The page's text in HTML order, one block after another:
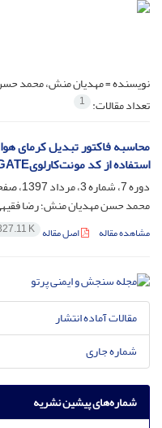
نویسنده =مهدیان منش، محمد
تعداد مقالات: 1
محاسبه فاکتور تبدیل کرمای
استفاده از کد مونت‌کارلویGATE
دوره 7، شماره 3، مرداد 1397، صفحه
محمد حسن مهدیان منش؛ رضا
مشاهده مقاله اصل مقاله K
مقالات آماده انتشار
شماره جاری
شماره‌های پیشین نشریه